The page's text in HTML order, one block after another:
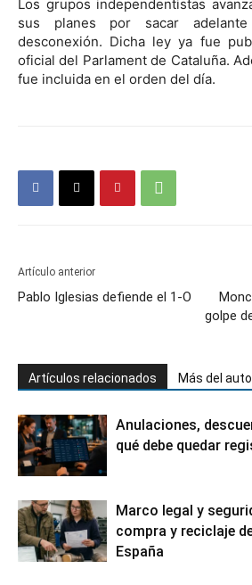
Los grupos independentistas
sus planes por sacar
desconexión. Dicha ley ya fue
oficial del Parlament de Cataluña.
fue incluida en el orden del día.
Artículo anterior
Pablo Iglesias defiende el 1-O
golpe
Artículos relacionados Más del
Anulaciones,
qué debe quedar
Marco legal y
compra y reciclaje
España